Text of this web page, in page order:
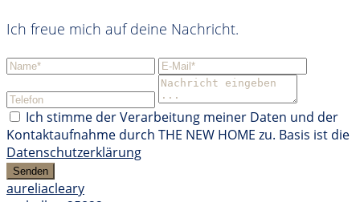
Ich freue mich auf deine Nachricht.
Ich stimme der Verarbeitung meiner Daten und der
Kontaktaufnahme durch THE NEW HOME zu. Basis ist die
Datenschutzerklärung
Senden
aureliacleary